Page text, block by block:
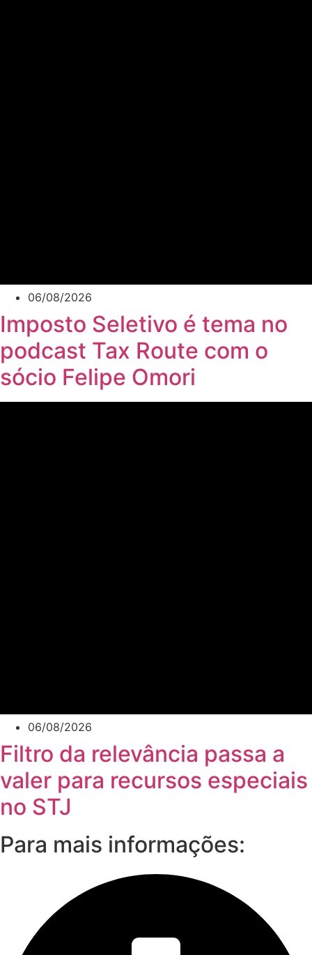
06/08/2026
Imposto Seletivo é tema no
podcast Tax Route com o
sócio Felipe Omori
06/08/2026
Filtro da relevância passa a
valer para recursos especiais
no STJ
Para mais informações: